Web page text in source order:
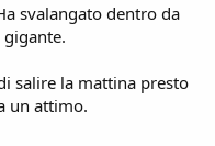
svalangato dentro da
salire la mattina presto
un attimo.